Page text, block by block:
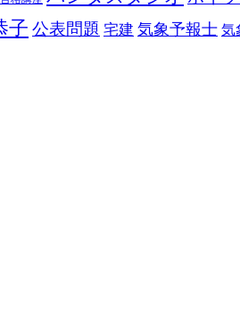
子 公表問題 宅建 気象予報士 気